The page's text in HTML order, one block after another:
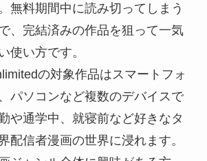
無料期間中に読み切ってしまう
、完結済みの作品を狙って一気
使い方です。
の対象作品はスマートフォ
パソコンなど複数のデバイスで
や通学中、就寝前など好きなタ
配信者漫画の世界に浸れます。